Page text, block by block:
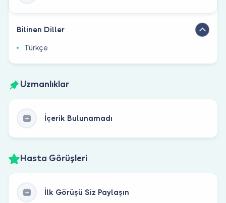
Bilinen Diller
Türkçe
Uzmanlıklar
İçerik Bulunamadı
Hasta Görüşleri
İlk Görüşü Siz Paylaşın